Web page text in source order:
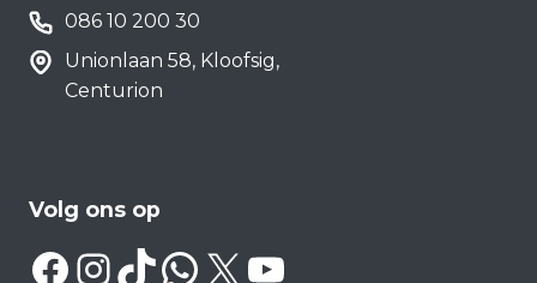
086 10 200 30
Unionlaan 58, Kloofsig,
Centurion
Volg ons op
Facebook
Instagram
TikTok
WhatsApp
X YouTube